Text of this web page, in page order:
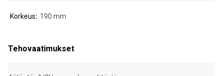
Korkeus 190 mm
Tehovaatimukset